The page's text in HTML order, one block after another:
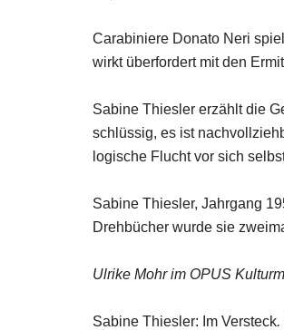
Carabiniere Donato Neri
wirkt überfordert mit den
Sabine Thiesler erzählt die
schlüssig, es ist
logische Flucht vor sich
Sabine Thiesler, Jahrgang
Drehbücher wurde sie
Ulrike Mohr im OPUS
Sabine Thiesler: Im Versteck.